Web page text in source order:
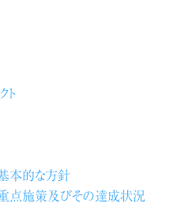
ト
本的な方針
点施策及びその達成状況